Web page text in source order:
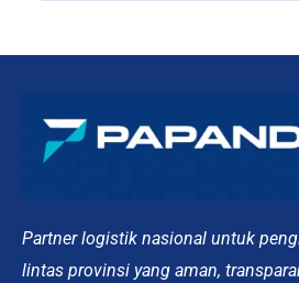
Partner logistik nasional untuk
lintas provinsi yang aman,